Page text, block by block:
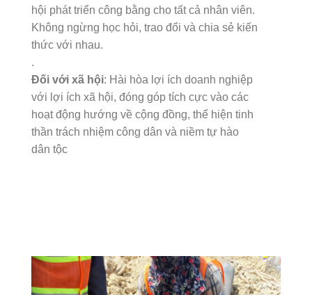
hội phát triển công bằng cho tất cả nhân viên.
Không ngừng học hỏi, trao đổi và chia sẻ kiến
thức với nhau.
.
Đối với xã hội: Hài hòa lợi ích doanh nghiệp
với lợi ích xã hội, đóng góp tích cực vào các
hoạt động hướng về cộng đồng, thể hiện tinh
thần trách nhiệm công dân và niềm tự hào
dân tộc